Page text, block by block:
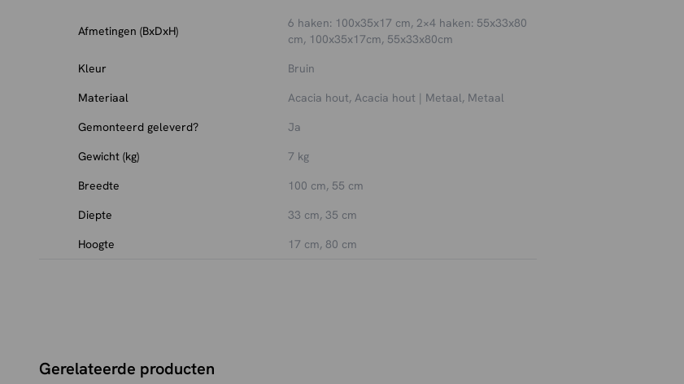
Afmetingen (BxDxH)
6 haken: 100x35x17 cm, 2×4 haken: 55x33x80
cm, 100x35x17cm, 55x33x80cm
Kleur
Bruin
Materiaal
Acacia hout, Acacia hout | Metaal, Metaal
Gemonteerd geleverd?
Ja
Gewicht (kg)
7 kg
Breedte
100 cm, 55 cm
Diepte
33 cm, 35 cm
Hoogte
17 cm, 80 cm
Gerelateerde producten